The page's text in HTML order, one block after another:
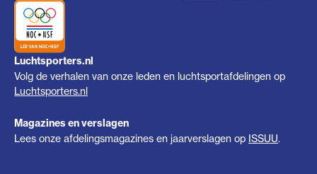
Luchtsporters.nl
Volg de verhalen van onze leden en luchtsportafdelingen op
Luchtsporters.nl
Magazines en verslagen
Lees onze afdelingsmagazines en jaarverslagen op ISSUU.